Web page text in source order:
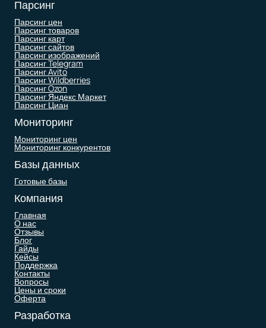
Парсинг
Парсинг цен
Парсинг товаров
Парсинг карт
Парсинг сайтов
Парсинг изображений
Парсинг Telegram
Парсинг Avito
Парсинг Wildberries
Парсинг Ozon
Парсинг Яндекс Маркет
Парсинг Циан
Мониторинг
Мониторинг цен
Мониторинг конкурентов
Базы данных
Готовые базы
Компания
Главная
О нас
Отзывы
Блог
Гайды
Кейсы
Поддержка
Контакты
Вопросы
Цены и сроки
Оферта
Разработка